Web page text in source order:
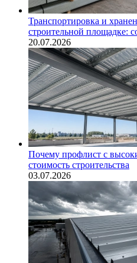
Транспортировка и
строительной площадке:
20.07.2026
Почему профлист с
стоимость строительства
03.07.2026